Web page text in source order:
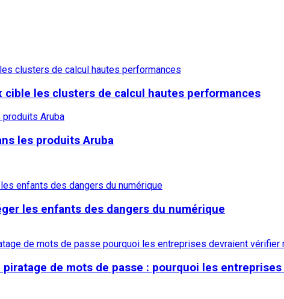
clusters de calcul hautes performances
cible les clusters de calcul hautes performances
Aruba
les produits Aruba
les enfants des dangers du numérique
de mots de passe : pourquoi les